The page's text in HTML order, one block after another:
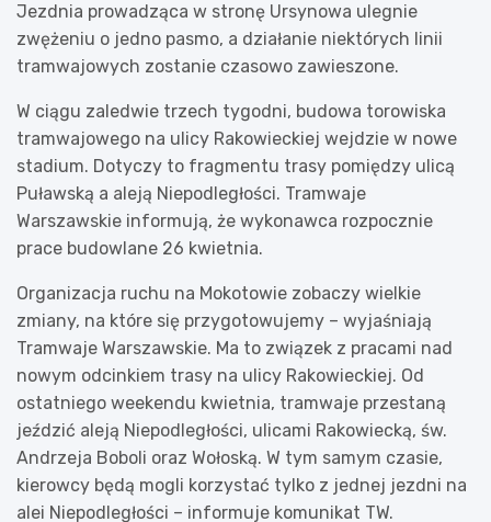
Jezdnia prowadząca w stronę Ursynowa ulegnie
zwężeniu o jedno pasmo, a działanie niektórych linii
tramwajowych zostanie czasowo zawieszone.
W ciągu zaledwie trzech tygodni, budowa torowiska
tramwajowego na ulicy Rakowieckiej wejdzie w nowe
stadium. Dotyczy to fragmentu trasy pomiędzy ulicą
Puławską a aleją Niepodległości. Tramwaje
Warszawskie informują, że wykonawca rozpocznie
prace budowlane 26 kwietnia.
Organizacja ruchu na Mokotowie zobaczy wielkie
zmiany, na które się przygotowujemy – wyjaśniają
Tramwaje Warszawskie. Ma to związek z pracami nad
nowym odcinkiem trasy na ulicy Rakowieckiej. Od
ostatniego weekendu kwietnia, tramwaje przestaną
jeździć aleją Niepodległości, ulicami Rakowiecką, św.
Andrzeja Boboli oraz Wołoską. W tym samym czasie,
kierowcy będą mogli korzystać tylko z jednej jezdni na
alei Niepodległości – informuje komunikat TW.